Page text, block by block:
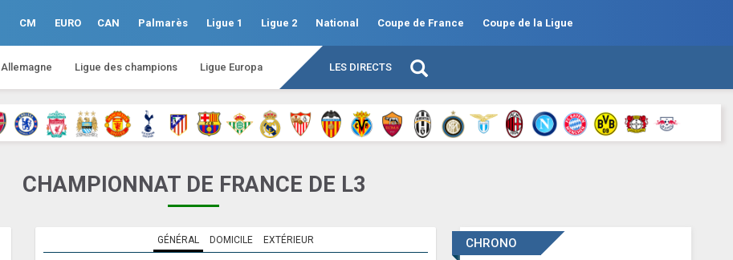
CM EURO CAN Palmarès Ligue 1 Ligue 2 National Coupe de France Coupe de la Ligue
Allemagne Ligue des champions Ligue Europa LES DIRECTS
CHAMPIONNAT DE FRANCE DE L3
GÉNÉRAL DOMICILE EXTÉRIEUR CHRONO